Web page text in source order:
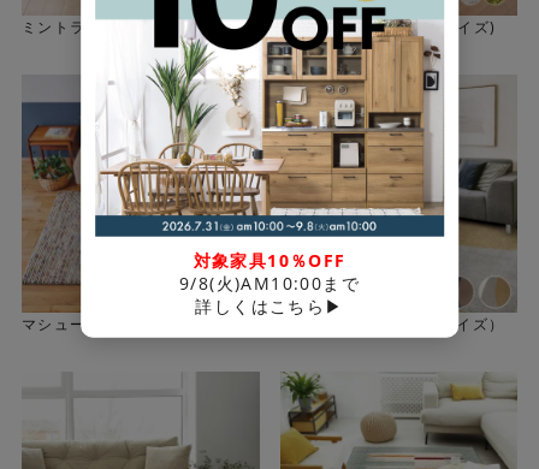
ミントラグ(選べる3サイズ) スポールラグ(選べる3サイズ)
マシューラグ(選べる3サイズ) ジーナ ラグ（選べる3サイズ）
対象家具10％OFF
9/8(火)AM10:00まで
詳しくはこちら▶